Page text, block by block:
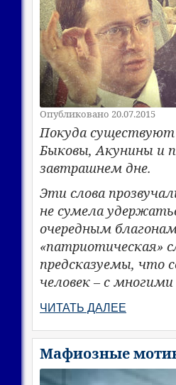
Опубликовано 20.07.2015
Покуда существуют
Быковы, Акунины и
завтрашнем дне.
Эти слова
не сумела
очередным
«патриотическая»
предсказуемы, что
человек – с
ЧИТАТЬ ДАЛЕЕ
Мафиозные